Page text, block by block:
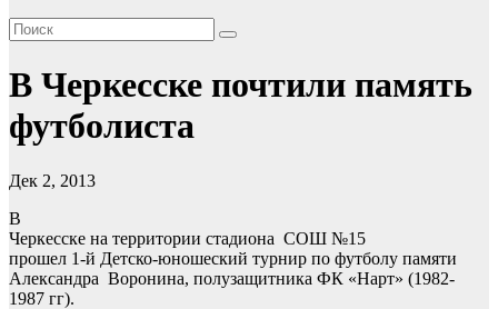
В Черкесске почтили память
футболиста
Дек 2, 2013
В
Черкесске на территории стадиона СОШ №15
прошел 1-й Детско-юношеский турнир по футболу памяти
Александра Воронина, полузащитника ФК «Нарт» (1982-
1987 гг).